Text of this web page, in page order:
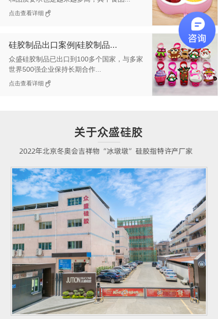
点击查看详细
硅胶制品出口案例|硅胶制品...
众盛硅胶制品已出口到100多个国家，与多家
世界500强企业保持长期合作...
点击查看详细